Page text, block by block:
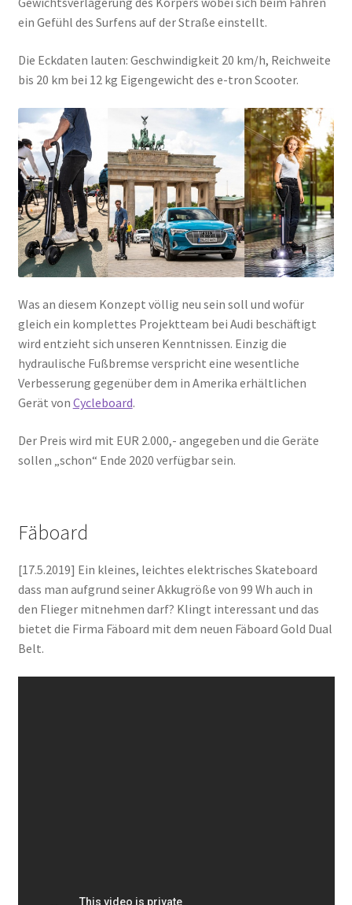
ein Gefühl des Surfens auf der Straße einstellt.
Die Eckdaten lauten: Geschwindigkeit 20 km/h, Reichweite
bis 20 km bei 12 kg Eigengewicht des e-tron Scooter.
Was an diesem Konzept völlig neu sein soll und wofür
gleich ein komplettes Projektteam bei Audi beschäftigt
wird entzieht sich unseren Kenntnissen. Einzig die
hydraulische Fußbremse verspricht eine wesentliche
Verbesserung gegenüber dem in Amerika erhältlichen
Gerät von Cycleboard.
Der Preis wird mit EUR 2.000,- angegeben und die Geräte
sollen „schon“ Ende 2020 verfügbar sein.
Fäboard
[17.5.2019] Ein kleines, leichtes elektrisches Skateboard
dass man aufgrund seiner Akkugröße von 99 Wh auch in
den Flieger mitnehmen darf? Klingt interessant und das
bietet die Firma Fäboard mit dem neuen Fäboard Gold Dual
Belt.